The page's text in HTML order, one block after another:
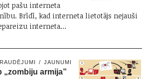
pašu interneta
Brīdī, kad interneta lietotājs nejauši
interneta…
JAUNUMI
„zombiju armija”